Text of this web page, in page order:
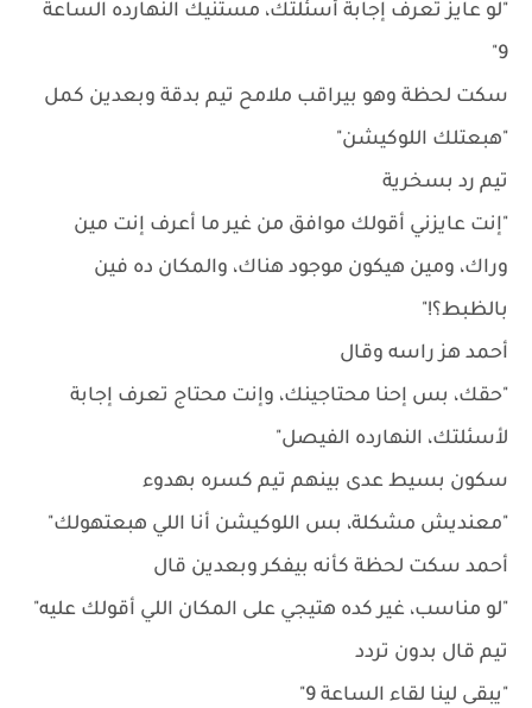
"لو عايز تعرف إجابة أسئلتك، مستنيك النهارده الساعة
9"
سكت لحظة وهو بيراقب ملامح تيم بدقة وبعدين كمل
"هبعتلك اللوكيشن"
تيم رد بسخرية
"إنت عايزني أقولك موافق من غير ما أعرف إنت مين
وراك، ومين هيكون موجود هناك، والمكان ده فين
بالظبط؟!"
أحمد هز راسه وقال
"حقك، بس إحنا محتاجينك، وإنت محتاج تعرف إجابة
لأسئلتك، النهارده الفيصل"
سكون بسيط عدى بينهم تيم كسره بهدوء
"معنديش مشكلة، بس اللوكيشن أنا اللي هبعتهولك"
أحمد سكت لحظة كأنه بيفكر وبعدين قال
"لو مناسب، غير كده هتيجي على المكان اللي أقولك عليه"
تيم قال بدون تردد
"يبقى لينا لقاء الساعة 9"